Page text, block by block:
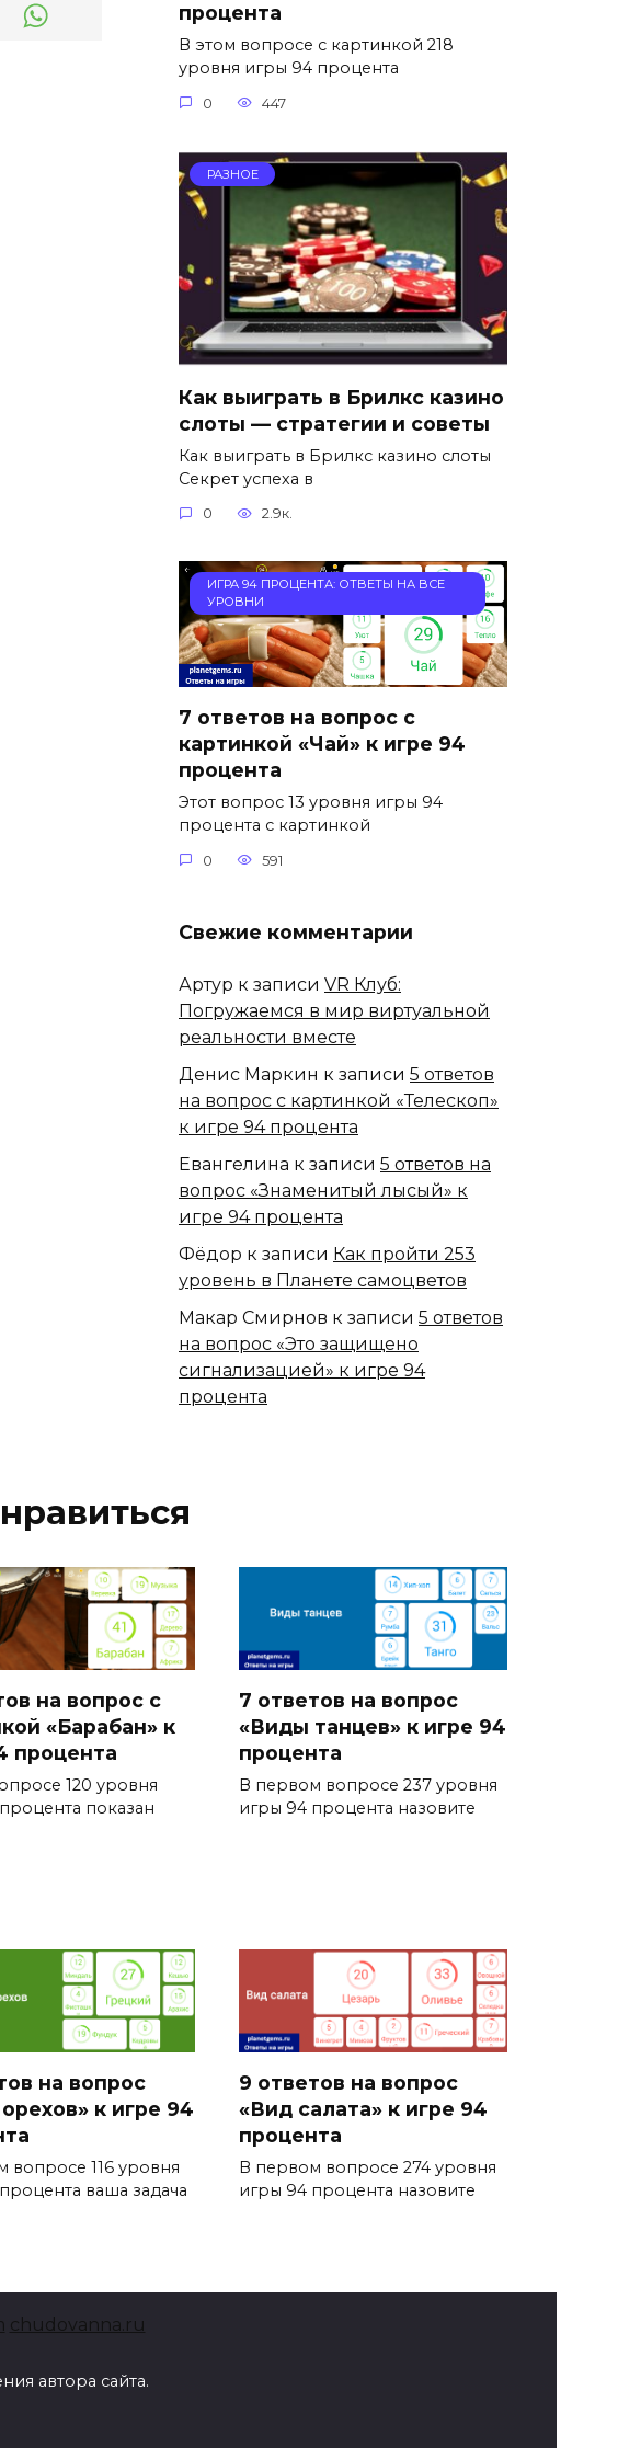
процента
В этом вопросе с картинкой 218
уровня игры 94 процента
0 447
РАЗНОЕ
Как выиграть в Брилкс казино
слоты — стратегии и советы
Как выиграть в Брилкс казино слоты
Секрет успеха в
0 2.9к.
ИГРА 94 ПРОЦЕНТА: ОТВЕТЫ НА ВСЕ
УРОВНИ
7 ответов на вопрос с
картинкой «Чай» к игре 94
процента
Этот вопрос 13 уровня игры 94
процента с картинкой
0 591
Свежие комментарии
Артур к записи VR Клуб:
Погружаемся в мир виртуальной
реальности вместе
Денис Маркин к записи 5 ответов
на вопрос с картинкой «Телескоп»
к игре 94 процента
Евангелина к записи 5 ответов на
вопрос «Знаменитый лысый» к
игре 94 процента
Фёдор к записи Как пройти 253
уровень в Планете самоцветов
Макар Смирнов к записи 5 ответов
на вопрос «Это защищено
сигнализацией» к игре 94
процента
на вопрос с
«Барабан» к
процента
120 уровня
показан
7 ответов на вопрос
«Виды танцев» к игре 94
процента
В первом вопросе 237 уровня
игры 94 процента назовите
на вопрос
к игре 94
вопросе 116 уровня
ваша задача
9 ответов на вопрос
«Вид салата» к игре 94
процента
В первом вопросе 274 уровня
игры 94 процента назовите
автора сайта.
chudovanna.ru